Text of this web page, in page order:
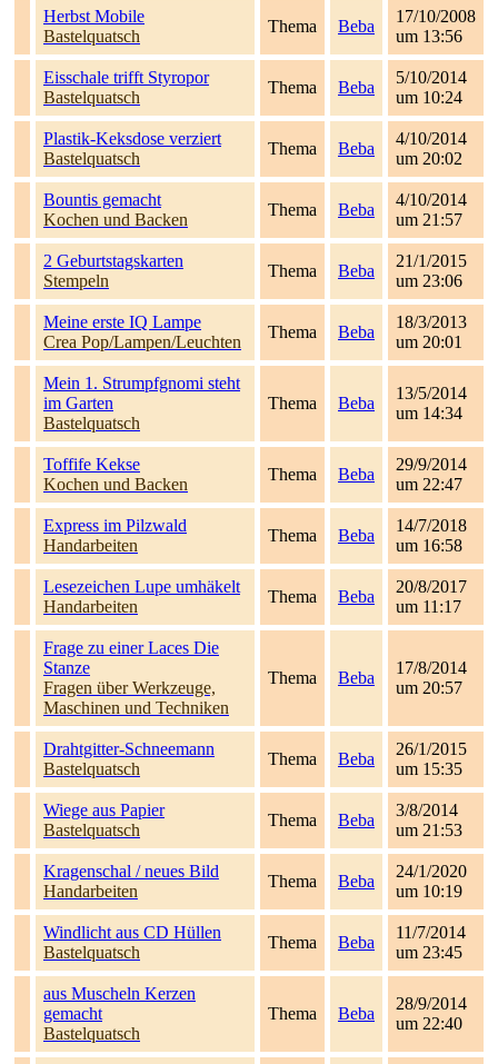
Herbst Mobile
Bastelquatsch
Thema Beba
17/10/2008
um 13:56
Eisschale trifft Styropor
Bastelquatsch
Thema Beba
5/10/2014
um 10:24
Plastik-Keksdose verziert
Bastelquatsch
Thema Beba
4/10/2014
um 20:02
Bountis gemacht
Kochen und Backen
Thema Beba
4/10/2014
um 21:57
2 Geburtstagskarten
Stempeln
Thema Beba
21/1/2015
um 23:06
Meine erste IQ Lampe
Crea Pop/Lampen/Leuchten
Thema Beba
18/3/2013
um 20:01
Mein 1. Strumpfgnomi steht
im Garten
Bastelquatsch
Thema Beba
13/5/2014
um 14:34
Toffife Kekse
Kochen und Backen
Thema Beba
29/9/2014
um 22:47
Express im Pilzwald
Handarbeiten
Thema Beba
14/7/2018
um 16:58
Lesezeichen Lupe umhäkelt
Handarbeiten
Thema Beba
20/8/2017
um 11:17
Frage zu einer Laces Die
Stanze
Fragen über Werkzeuge,
Maschinen und Techniken
Thema Beba
17/8/2014
um 20:57
Drahtgitter-Schneemann
Bastelquatsch
Thema Beba
26/1/2015
um 15:35
Wiege aus Papier
Bastelquatsch
Thema Beba
3/8/2014
um 21:53
Kragenschal / neues Bild
Handarbeiten
Thema Beba
24/1/2020
um 10:19
Windlicht aus CD Hüllen
Bastelquatsch
Thema Beba
11/7/2014
um 23:45
aus Muscheln Kerzen
gemacht
Bastelquatsch
Thema Beba
28/9/2014
um 22:40